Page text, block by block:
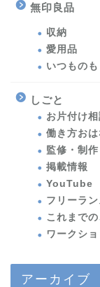
無印良品
収納
愛用品
いつものも
しごと
お片付け
働き方お
監修・制作
掲載情報
YouTube
フリーラ
これまでの
ワークシ
アーカイブ